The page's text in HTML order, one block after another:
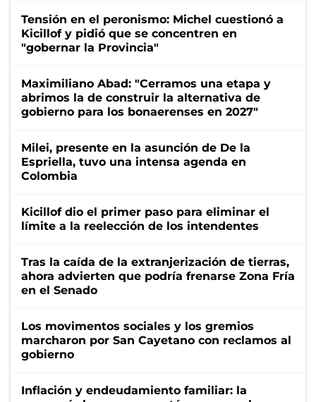
Tensión en el peronismo: Michel cuestionó a
Kicillof y pidió que se concentren en
"gobernar la Provincia"
Maximiliano Abad: "Cerramos una etapa y
abrimos la de construir la alternativa de
gobierno para los bonaerenses en 2027"
Milei, presente en la asunción de De la
Espriella, tuvo una intensa agenda en
Colombia
Kicillof dio el primer paso para eliminar el
límite a la reelección de los intendentes
Tras la caída de la extranjerización de tierras,
ahora advierten que podría frenarse Zona Fría
en el Senado
Los movimentos sociales y los gremios
marcharon por San Cayetano con reclamos al
gobierno
Inflación y endeudamiento familiar: la